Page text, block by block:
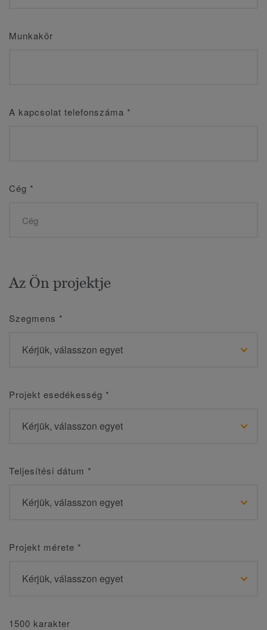
Munkakör
A kapcsolat telefonszáma *
Cég *
Az Ön projektje
Szegmens *
Projekt esedékesség *
Teljesítési dátum *
Projekt mérete *
1500 karakter